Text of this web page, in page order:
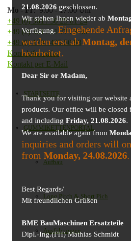
Mo -Fr: 9.00 - 17.00 Uhr
+49 (0) 361 / 30 25 81 24
+49 (0) 361 / 41 77 03 30
+49 (0) 179 / 425 50 98
Kontaktformular
Kontakt per E-Mail
STARTSEITE
GUMMIKETTENPORTAL
Aufbau
Long Pitch & Short Pich
Ausführungen
21.08.2026 geschlossen.
Wir stehen Ihnen wieder ab
Verfügung.Eingehende
werden erst abMontag,
bearbeitet.
Dear Sir or Madam,
Thank you for visiting our website
products. Our office will be closed
and including Friday, 21.08.2026.
We are available again from
inquiries and orders will
from Monday, 24.08.2026.
Best Regards/
Mit freundlichen Grüßen
BME BauMaschinen Ersatzteile
Dipl.-Ing.(FH) Mathias Schmidt